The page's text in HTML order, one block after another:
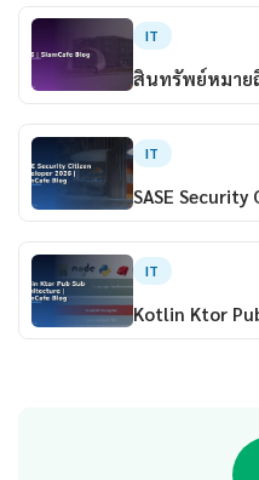
IT
สินทรัพย์หมาย
IT
SASE
IT
Kotlin Ktor